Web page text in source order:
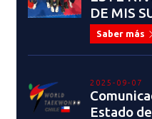
DE MIS
Saber más
2025-09-07
Estado